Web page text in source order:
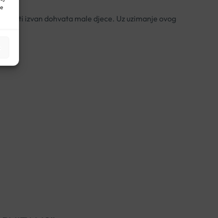
izvan dohvata male djece. Uz uzimanje ovog